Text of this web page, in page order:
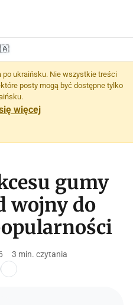
po ukraińsku. Nie wszystkie treści
posty mogą być dostępne tylko
więcej
gumy
wojny do
3 min. czytania